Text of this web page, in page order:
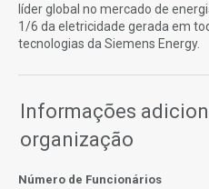
líder global no mercado de
1/6 da eletricidade gerada em
tecnologias da Siemens Energy.
Informações
organização
Número de Funcionários